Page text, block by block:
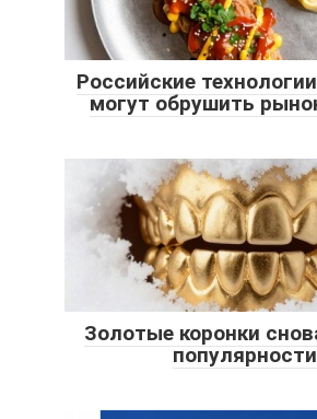
Российские
могут обрушить
Золотые коронки
популярности